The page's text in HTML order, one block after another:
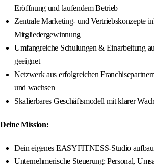
Eröffnung und laufendem Betrieb
Zentrale Marketing- und Vertriebskonzepte
Mitgliedergewinnung
Umfangreiche Schulungen & Einarbeitung
geeignet
Netzwerk aus erfolgreichen
und wachsen
Skalierbares Geschäftsmodell mit klarer
Deine Mission:
Dein eigenes EASYFITNESS-Studio
Unternehmerische Steuerung: Personal,